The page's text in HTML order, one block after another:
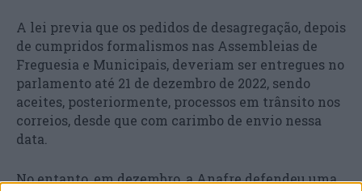
A lei previa que os pedidos de desagregação, depois
de cumpridos formalismos nas Assembleias de
Freguesia e Municipais, deveriam ser entregues no
parlamento até 21 de dezembro de 2022, sendo
aceites, posteriormente, processos em trânsito nos
correios, desde que com carimbo de envio nessa
data.
No entanto, em dezembro, a Anafre defendeu uma